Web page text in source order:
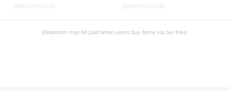
@dealmoon.de @dealmoon.de
Dealmoon may be paid when users buy items via our links.